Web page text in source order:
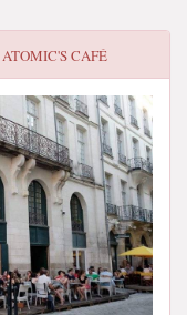
ATOMIC'S CAFÉ